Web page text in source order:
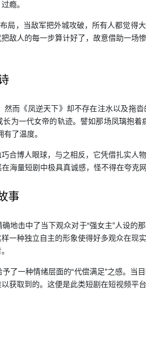
瘾。
局，当敌军把外城攻破，所有人都觉得
敌人的每一步算计好了，故意借助一场
而《凤逆天下》却不存在注水以及拖
为一代女帝的轨迹。譬如那场凤璃抱
了温度。
合博人眼球，与之相反，它凭借扎实人
海量短剧中极具真诚感，怪不得在夸克
事
地击中了当下观众对于“强女主”人设
一种独立自主的形象使得好多观众在现
了一种情绪层面的“代偿满足”之感。当
获取到的。这便是此类短剧在短视频平